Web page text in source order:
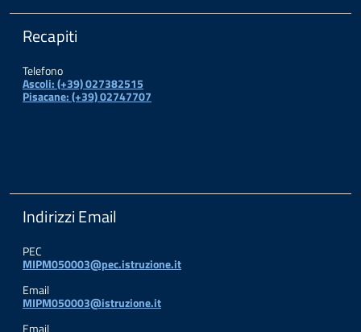
Recapiti
Telefono
Ascoli: (+39) 027382515
Pisacane: (+39) 02747707
Indirizzi Email
PEC
MIPM050003@pec.istruzione.it
Email
MIPM050003@istruzione.it
Email